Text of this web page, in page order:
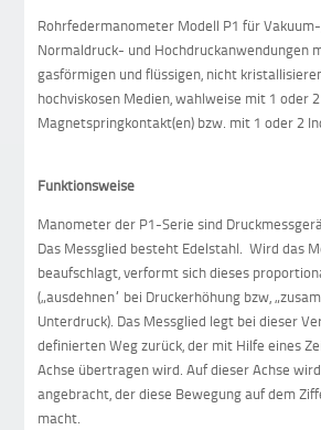
Rohrfedermanometer Modell P1 für
Normaldruck- und Hochdruckanwendungen
gasförmigen und flüssigen, nicht
hochviskosen Medien, wahlweise mit 1 oder 2
Magnetspringkontakt(en) bzw. mit 1 oder 2
Funktionsweise
Manometer der P1-Serie sind
Das Messglied besteht Edelstahl. Wird das
beaufschlagt, verformt sich dieses
(„ausdehnen“ bei Druckerhöhung bzw,
Unterdruck). Das Messglied legt bei dieser
definierten Weg zurück, der mit Hilfe eines
Achse übertragen wird. Auf dieser Achse
angebracht, der diese Bewegung auf dem
macht.